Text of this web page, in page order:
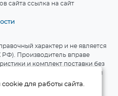
сайта ссылка на сайт
характер и не является
РФ). Производитель вправе
и комплект поставки без
приведены на официальном
для работы сайта.